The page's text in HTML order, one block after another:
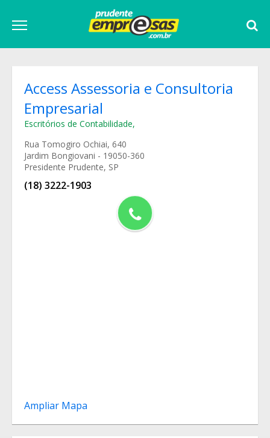
Access Assessoria e Consultoria
Empresarial
Escritórios de Contabilidade,
Rua Tomogiro Ochiai, 640
Jardim Bongiovani - 19050-360
Presidente Prudente, SP
(18) 3222-1903
Ampliar Mapa